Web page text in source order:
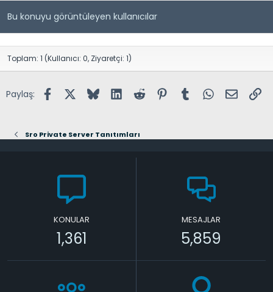
Bu konuyu görüntüleyen kullanıcılar
Toplam: 1 (Kullanıcı: 0, Ziyaretçi: 1)
Paylaş: FacebookX (Twitter)
BlueskyLinkedInReddit PinterestTumblr WhatsApp
E-posta
Sro Private Server Tanıtımları
KONULAR
1,361
MESAJLAR
5,859